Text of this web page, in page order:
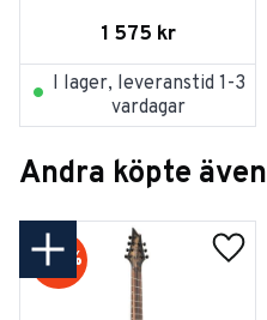
1 575 kr
I lager, leveranstid 1-3
vardagar
Andra köpte även
20 %